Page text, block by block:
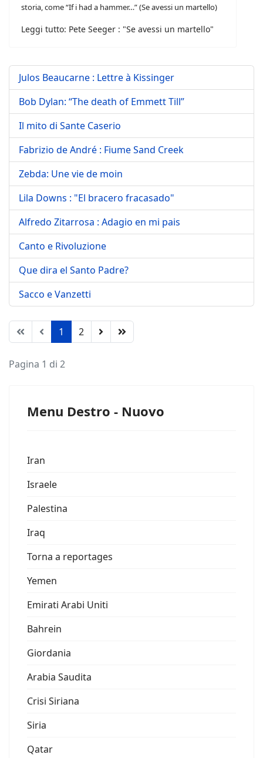
storia, come “If i had a hammer…” (Se avessi un martello)
Leggi tutto: Pete Seeger : "Se avessi un martello"
Julos Beaucarne : Lettre à Kissinger
Bob Dylan: “The death of Emmett Till”
Il mito di Sante Caserio
Fabrizio de André : Fiume Sand Creek
Zebda: Une vie de moin
Lila Downs : "El bracero fracasado"
Alfredo Zitarrosa : Adagio en mi pais
Canto e Rivoluzione
Que dira el Santo Padre?
Sacco e Vanzetti
1 2
Pagina 1 di 2
Menu Destro - Nuovo
Iran
Israele
Palestina
Iraq
Torna a reportages
Yemen
Emirati Arabi Uniti
Bahrein
Giordania
Arabia Saudita
Crisi Siriana
Siria
Qatar